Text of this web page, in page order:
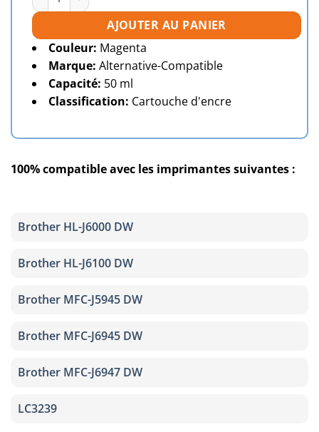
AJOUTER AU PANIER
Couleur: Magenta
Marque: Alternative-Compatible
Capacité: 50 ml
Classification: Cartouche d'encre
100% compatible avec les imprimantes suivantes :
Brother HL-J6000 DW
Brother HL-J6100 DW
Brother MFC-J5945 DW
Brother MFC-J6945 DW
Brother MFC-J6947 DW
LC3239